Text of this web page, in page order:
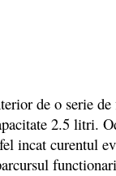
de o serie
2.5 litri.
curentul